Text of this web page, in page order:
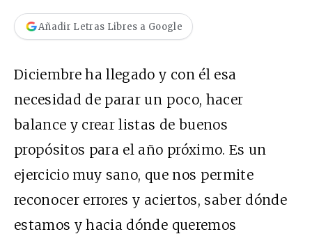
Añadir Letras Libres a Google
Diciembre ha llegado y con él esa
necesidad de parar un poco, hacer
balance y crear listas de buenos
propósitos para el año próximo. Es un
ejercicio muy sano, que nos permite
reconocer errores y aciertos, saber dónde
estamos y hacia dónde queremos